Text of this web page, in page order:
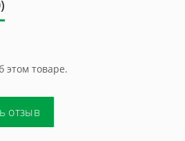
этом товаре.
отзыв